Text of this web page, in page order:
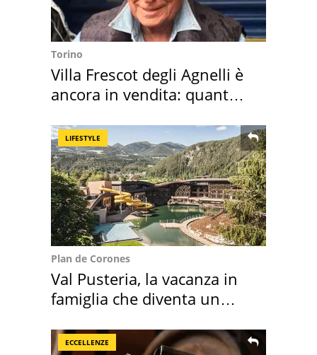
Torino
Villa Frescot degli Agnelli è
ancora in vendita: quanto
LIFESTYLE
Plan de Corones
Val Pusteria, la vacanza in
famiglia che diventa un
ECCELLENZE